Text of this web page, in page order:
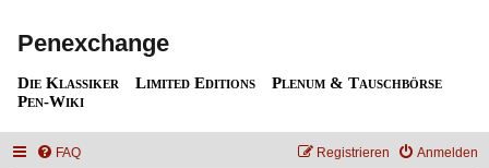
Penexchange
Die Klassiker Limited Editions
Plenum & Tauschbörse
Pen-Wiki
FAQ Anmelden
Registrieren